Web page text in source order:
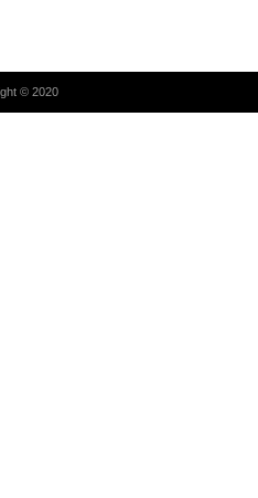
© 2020